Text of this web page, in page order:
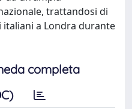
trattandosi di
a Londra durante
completa